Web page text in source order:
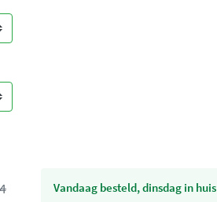
vandaag besteld, dinsdag in huis